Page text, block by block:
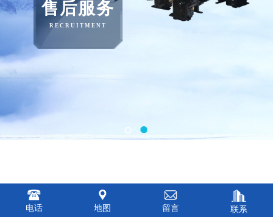
售后服务
RECRUITMENT
电话 地图 留言 联系